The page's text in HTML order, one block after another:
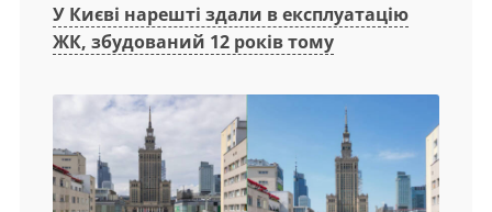
У Києві нарешті здали в експлуатацію
ЖК, збудований 12 років тому